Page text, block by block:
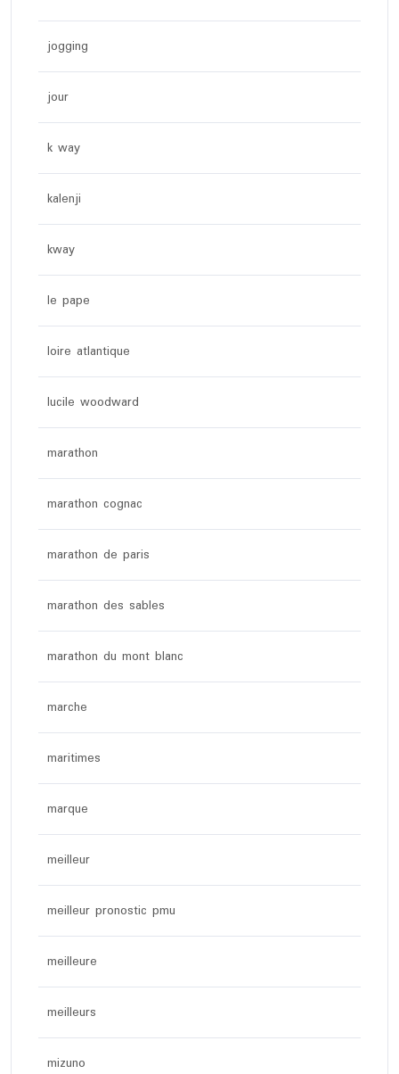
jogging
jour
k way
kalenji
kway
le pape
loire atlantique
lucile woodward
marathon
marathon cognac
marathon de paris
marathon des sables
marathon du mont blanc
marche
maritimes
marque
meilleur
meilleur pronostic pmu
meilleure
meilleurs
mizuno